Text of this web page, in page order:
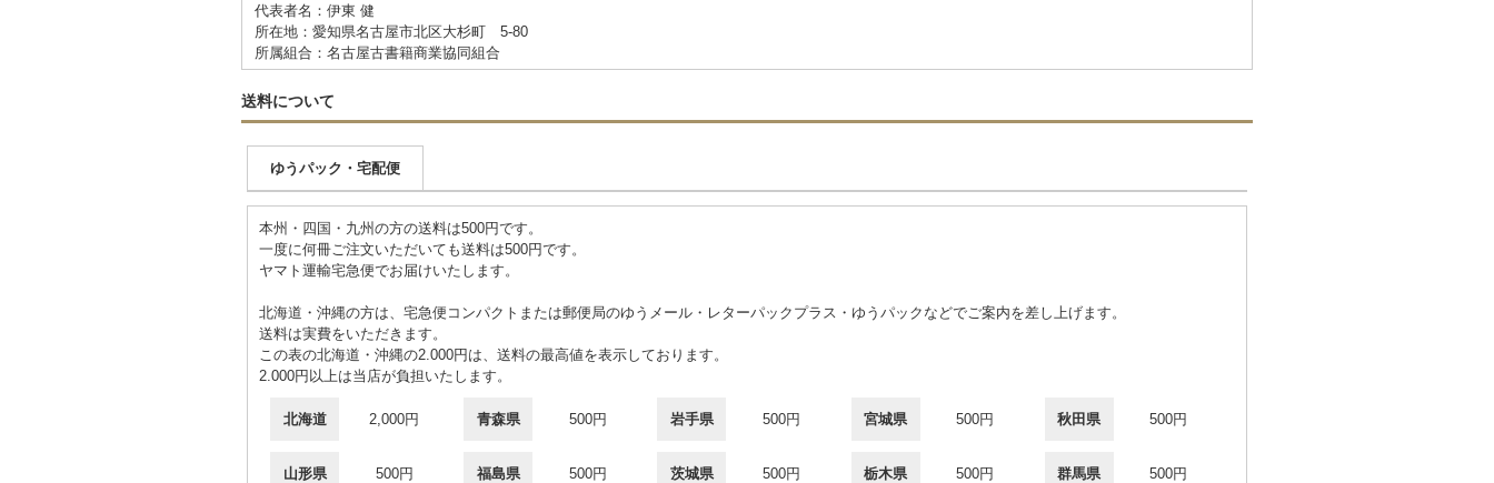
代表者名：伊東 健
所在地：愛知県名古屋市北区大杉町 5-80
所属組合：名古屋古書籍商業協同組合
送料について
ゆうパック・宅配便
本州・四国・九州の方の送料は500円です。
一度に何冊ご注文いただいても送料は500円です。
ヤマト運輸宅急便でお届けいたします。
北海道・沖縄の方は、宅急便コンパクトまたは郵便局のゆうメール・レターパックプラス・ゆうパックなどでご案内を差し上げます。
送料は実費をいただきます。
この表の北海道・沖縄の2.000円は、送料の最高値を表示しております。
2.000円以上は当店が負担いたします。
北海道 2,000円 青森県 500円 岩手県 500円 宮城県 500円 秋田県 500円
山形県 500円 福島県 500円 茨城県 500円 栃木県 500円 群馬県 500円